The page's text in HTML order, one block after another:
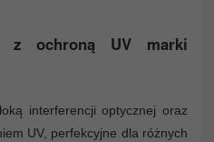
z ochroną UV marki
interferencji optycznej oraz
UV, perfekcyjne dla różnych